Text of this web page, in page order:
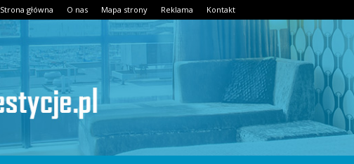
Strona główna O nas Mapa strony Reklama Kontakt